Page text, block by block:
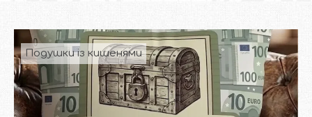
Подушки із кишенями